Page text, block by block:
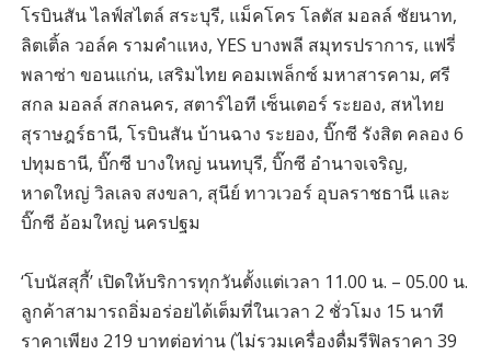
โรบินสัน ไลฟ์สไตล์ สระบุรี, แม็คโคร โลตัส มอลล์ ชัยนาท,
ลิตเติ้ล วอล์ค รามคำแหง, YES บางพลี สมุทรปราการ, แฟรี่
พลาซ่า ขอนแก่น, เสริมไทย คอมเพล็กซ์ มหาสารคาม, ศรี
สกล มอลล์ สกลนคร, สตาร์ไอที เซ็นเตอร์ ระยอง, สหไทย
สุราษฎร์ธานี, โรบินสัน บ้านฉาง ระยอง, บิ๊กซี รังสิต คลอง 6
ปทุมธานี, บิ๊กซี บางใหญ่ นนทบุรี, บิ๊กซี อำนาจเจริญ,
หาดใหญ่ วิลเลจ สงขลา, สุนีย์ ทาวเวอร์ อุบลราชธานี และ
บิ๊กซี อ้อมใหญ่ นครปฐม
‘โบนัสสุกี้’ เปิดให้บริการทุกวันตั้งแต่เวลา 11.00 น. – 05.00 น.
ลูกค้าสามารถอิ่มอร่อยได้เต็มที่ในเวลา 2 ชั่วโมง 15 นาที
ราคาเพียง 219 บาทต่อท่าน (ไม่รวมเครื่องดื่มรีฟิลราคา 39